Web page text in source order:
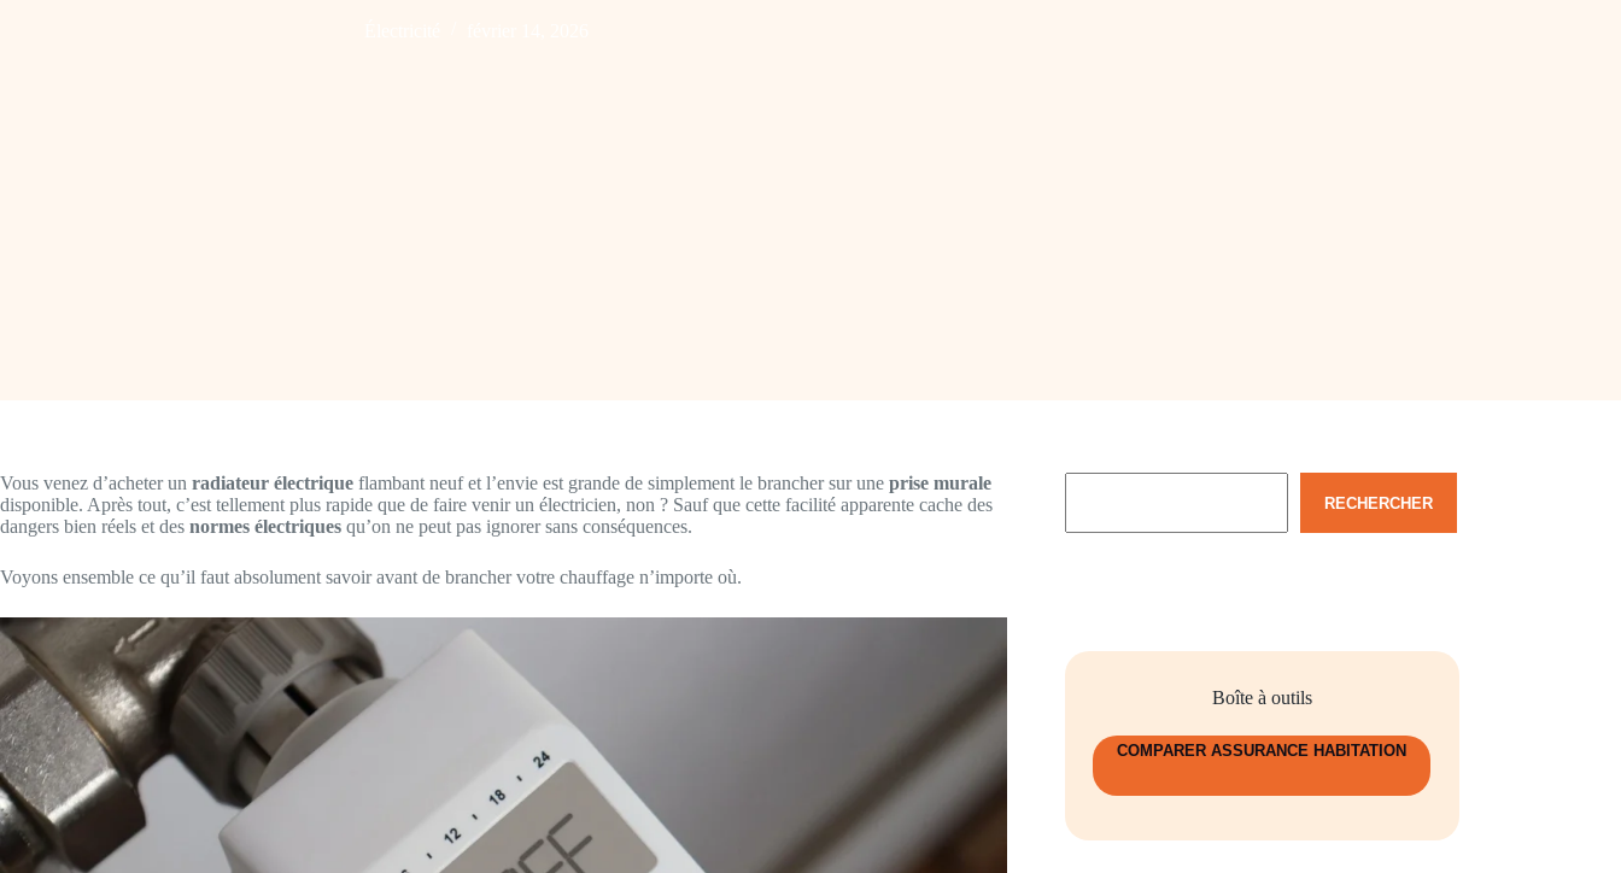
Vous venez d’acheter un radiateur électrique flambant neuf et l’envie est grande de simplement le brancher sur une prise murale
disponible. Après tout, c’est tellement plus rapide que de faire venir un électricien, non ? Sauf que cette facilité apparente cache des
dangers bien réels et des normes électriques qu’on ne peut pas ignorer sans conséquences.
Voyons ensemble ce qu’il faut absolument savoir avant de brancher votre chauffage n’importe où.
RECHERCHER
Boîte à outils
COMPARER ASSURANCE HABITATION